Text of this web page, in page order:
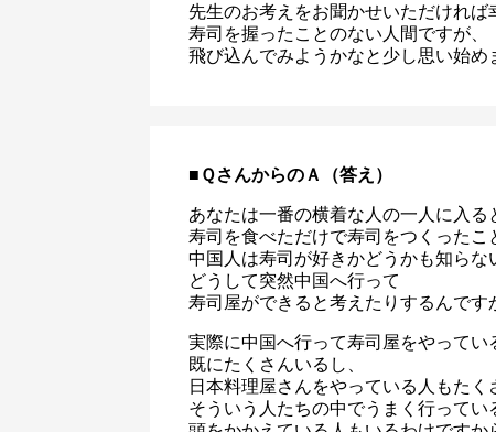
先生のお考えをお聞かせいただければ
寿司を握ったことのない人間ですが、
飛び込んでみようかなと少し思い始め
■ＱさんからのＡ（答え）
あなたは一番の横着な人の一人に入る
寿司を食べただけで寿司をつくったこ
中国人は寿司が好きかどうかも知らな
どうして突然中国へ行って
寿司屋ができると考えたりするんです
実際に中国へ行って寿司屋をやってい
既にたくさんいるし、
日本料理屋さんをやっている人もたく
そういう人たちの中でうまく行ってい